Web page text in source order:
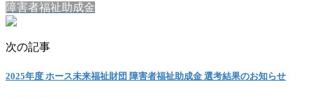
障害者福祉助成金
次の記事
2025年度 ホース未来福祉財団 障害者福祉助成金 選考結果のお知らせ